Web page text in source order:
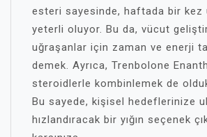
esteri sayesinde, haftada bir kez
yeterli oluyor. Bu da, vücut
uğraşanlar için zaman ve enerji
demek. Ayrıca, Trenbolone
steroidlerle kombinlemek de
Bu sayede, kişisel hedeflerinize
hızlandıracak bir yığın seçenek